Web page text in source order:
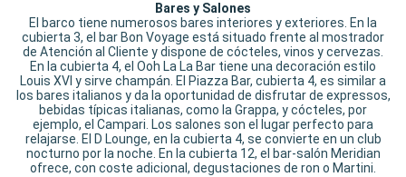
Bares y Salones
El barco tiene numerosos bares interiores y exteriores. En la
cubierta 3, el bar Bon Voyage está situado frente al mostrador
de Atención al Cliente y dispone de cócteles, vinos y cervezas.
En la cubierta 4, el Ooh La La Bar tiene una decoración estilo
Louis XVI y sirve champán. El Piazza Bar, cubierta 4, es similar a
los bares italianos y da la oportunidad de disfrutar de expressos,
bebidas típicas italianas, como la Grappa, y cócteles, por
ejemplo, el Campari. Los salones son el lugar perfecto para
relajarse. El D Lounge, en la cubierta 4, se convierte en un club
nocturno por la noche. En la cubierta 12, el bar-salón Meridian
ofrece, con coste adicional, degustaciones de ron o Martini.